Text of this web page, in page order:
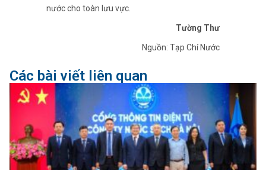
nước cho toàn lưu vực.
Tường Thư
Nguồn: Tạp Chí Nước
Các bài viết liên quan